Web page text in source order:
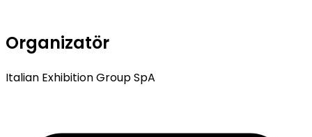
Organizatör
Italian Exhibition Group SpA